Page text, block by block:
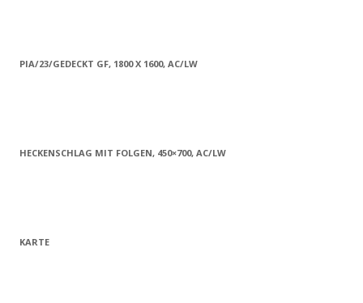
PIA/23/GEDECKT GF, 1800 X 1600, AC/LW
HECKENSCHLAG MIT FOLGEN, 450×700, AC/LW
KARTE